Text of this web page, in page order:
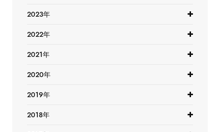
2023年
2022年
2021年
2020年
2019年
2018年